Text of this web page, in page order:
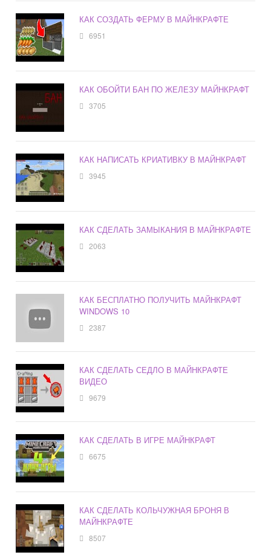
КАК СОЗДАТЬ ФЕРМУ В МАЙНКРАФТЕ
6951
КАК ОБОЙТИ БАН ПО ЖЕЛЕЗУ МАЙНКРАФТ
3705
КАК НАПИСАТЬ КРИАТИВКУ В МАЙНКРАФТ
3945
КАК СДЕЛАТЬ ЗАМЫКАНИЯ В МАЙНКРАФТЕ
2063
КАК БЕСПЛАТНО ПОЛУЧИТЬ МАЙНКРАФТ
WINDOWS 10
2387
КАК СДЕЛАТЬ СЕДЛО В МАЙНКРАФТЕ
ВИДЕО
9679
КАК СДЕЛАТЬ В ИГРЕ МАЙНКРАФТ
6675
КАК СДЕЛАТЬ КОЛЬЧУЖНАЯ БРОНЯ В
МАЙНКРАФТЕ
8507